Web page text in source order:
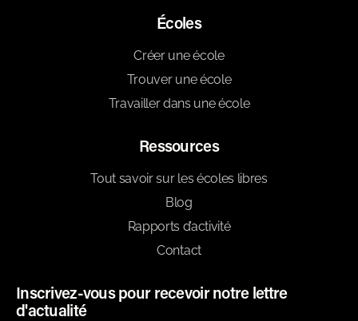
Écoles
Créer une école
Trouver une école
Travailler dans une école
Ressources
Tout savoir sur les écoles libres
Blog
Rapports d’activité
Contact
Inscrivez-vous pour recevoir notre lettre
d'actualité